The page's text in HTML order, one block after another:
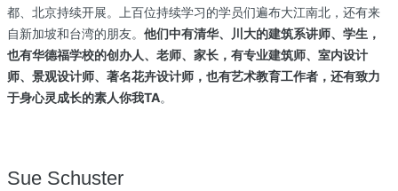
都、北京持续开展。上百位持续学习的学员们遍布大江南北，还有来
自新加坡和台湾的朋友。 他们中有清华、川大的建筑系讲师、学生，
也有华德福学校的创办人、老师、家长，有专业建筑师、室内设计
师、景观设计师、著名花卉设计师，也有艺术教育工作者，还有致力
于身心灵成长的素人你我TA。
Sue Schuster